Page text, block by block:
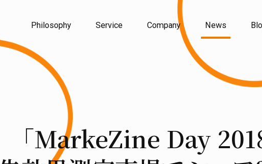
Philosophy Service Company News
「MarkeZine Day